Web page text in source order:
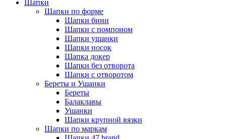
Шапки
Шапки по форме
Шапки бини
Шапки с помпоном
Шапки ушанки
Шапки носок
Шапка докер
Шапки без отворота
Шапки с отворотом
Береты и Ушанки
Береты
Балаклавы
Ушанки
Шапки крупной вязки
Шапки по маркам